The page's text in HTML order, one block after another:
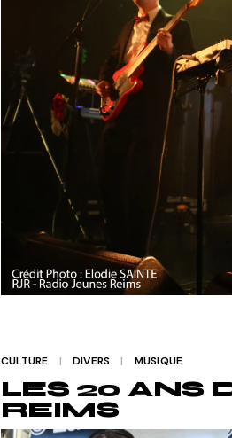
CULTURE DIVERS MUSIQUE
LES 20 ANS
REIMS